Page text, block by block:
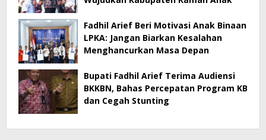
Fadhil Arief Beri Motivasi Anak Binaan
LPKA: Jangan Biarkan Kesalahan
Menghancurkan Masa Depan
Bupati Fadhil Arief Terima Audiensi
BKKBN, Bahas Percepatan Program KB
dan Cegah Stunting